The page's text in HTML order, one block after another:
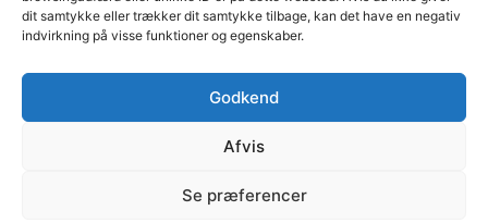
dit samtykke eller trækker dit samtykke tilbage, kan det have en negativ
indvirkning på visse funktioner og egenskaber.
Godkend
Afvis
Se præferencer
nr. 35111484 | E-mail: cb@cmarketing.dk | Telefon 51 59